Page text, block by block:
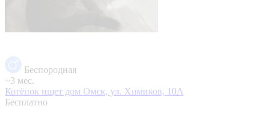
Беспородная
~3 мес.
Котёнок ищет дом Омск, ул. Химиков, 10А
Бесплатно